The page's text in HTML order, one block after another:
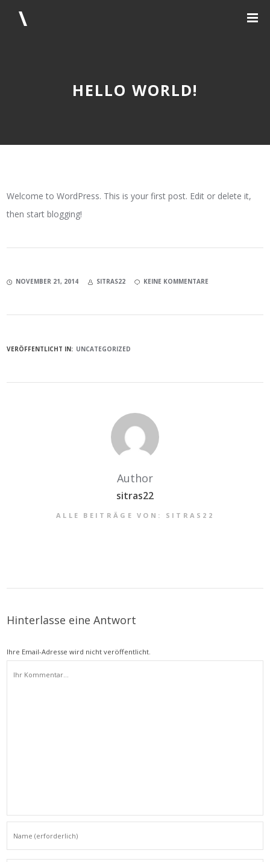
HELLO WORLD!
Welcome to WordPress. This is your first post. Edit or delete it,
then start blogging!
NOVEMBER 21, 2014 SITRAS22 KEINE KOMMENTARE
VERÖFFENTLICHT IN: UNCATEGORIZED
Author
sitras22
ALLE BEITRÄGE VON: SITRAS22
Hinterlasse eine Antwort
Ihre Email-Adresse wird nicht veröffentlicht.